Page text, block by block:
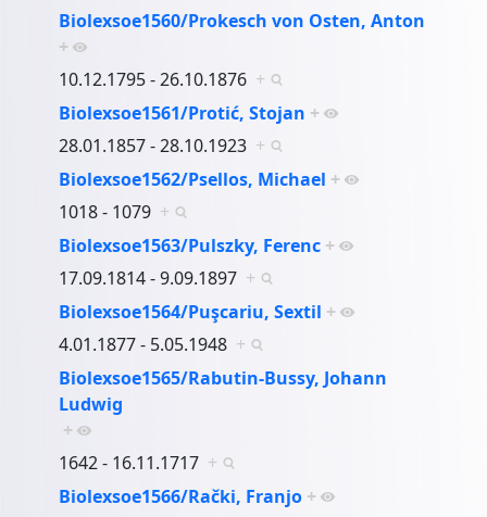
Biolexsoe1560/Prokesch von Osten, Anton
+
10.12.1795 - 26.10.1876 +
Biolexsoe1561/Protić, Stojan +
28.01.1857 - 28.10.1923 +
Biolexsoe1562/Psellos, Michael +
1018 - 1079 +
Biolexsoe1563/Pulszky, Ferenc +
17.09.1814 - 9.09.1897 +
Biolexsoe1564/Puşcariu, Sextil +
4.01.1877 - 5.05.1948 +
Biolexsoe1565/Rabutin-Bussy, Johann
Ludwig
+
1642 - 16.11.1717 +
Biolexsoe1566/Rački, Franjo +